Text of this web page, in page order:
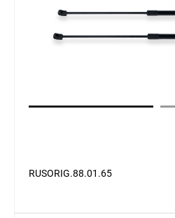
RUSORIG.88.01.65